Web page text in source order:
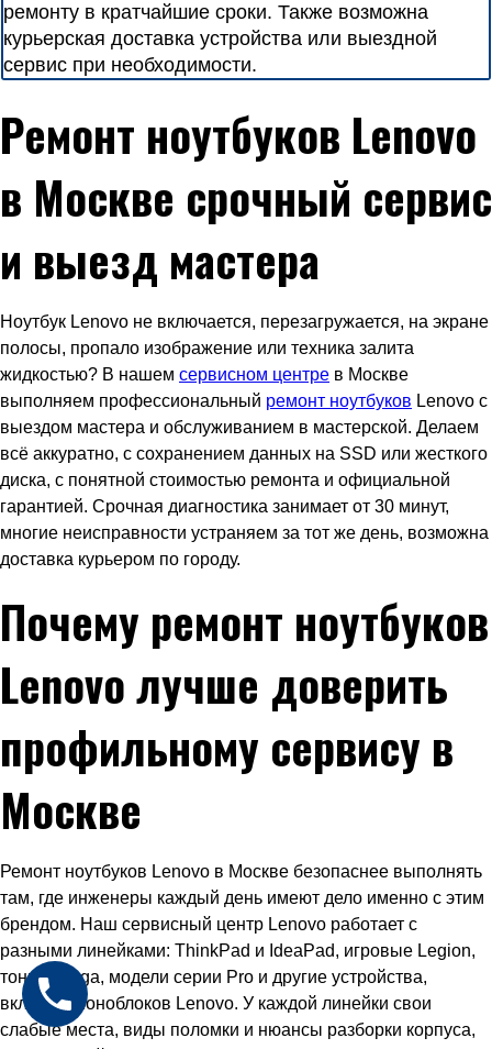
ремонту в кратчайшие сроки. Также возможна
курьерская доставка устройства или выездной
сервис при необходимости.
Ремонт ноутбуков Lenovo
в Москве срочный сервис
и выезд мастера
Ноутбук Lenovo не включается, перезагружается, на экране
полосы, пропало изображение или техника залита
жидкостью? В нашем сервисном центре в Москве
выполняем профессиональный ремонт ноутбуков Lenovo с
выездом мастера и обслуживанием в мастерской. Делаем
всё аккуратно, с сохранением данных на SSD или жесткого
диска, с понятной стоимостью ремонта и официальной
гарантией. Срочная диагностика занимает от 30 минут,
многие неисправности устраняем за тот же день, возможна
доставка курьером по городу.
Почему ремонт ноутбуков
Lenovo лучше доверить
профильному сервису в
Москве
Ремонт ноутбуков Lenovo в Москве безопаснее выполнять
там, где инженеры каждый день имеют дело именно с этим
брендом. Наш сервисный центр Lenovo работает с
разными линейками: ThinkPad и IdeaPad, игровые Legion,
тонкие Yoga, модели серии Pro и другие устройства,
включая моноблоков Lenovo. У каждой линейки свои
слабые места, виды поломки и нюансы разборки корпуса,